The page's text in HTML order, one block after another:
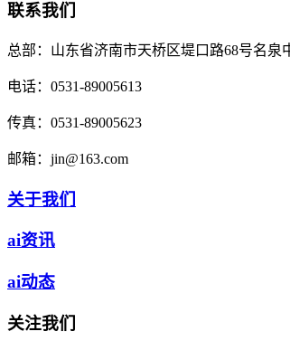
联系我们
总部： 山东省济南市天桥区堤口路68号名泉
电话： 0531-89005613
传真： 0531-89005623
邮箱： jin@163.com
关于我们
ai资讯
ai动态
关注我们